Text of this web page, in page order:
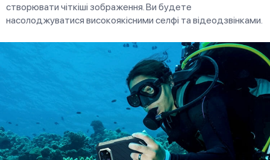
створювати чіткіші зображення. Ви будете
насолоджуватися високоякісними селфі та відеодзвінками.